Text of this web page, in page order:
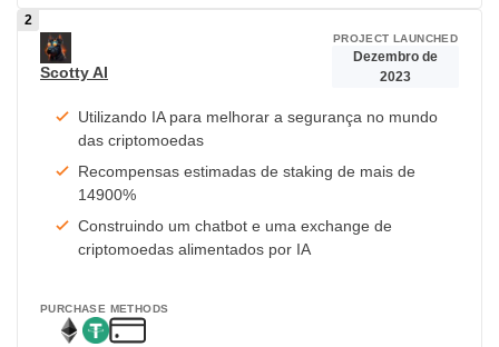
Scotty AI
Utilizando IA para melhorar a segurança no mundo
das criptomoedas
Recompensas estimadas de staking de mais de
14900%
Construindo um chatbot e uma exchange de
criptomoedas alimentados por IA
PROJECT LAUNCHED
Dezembro de
2023
PURCHASE METHODS